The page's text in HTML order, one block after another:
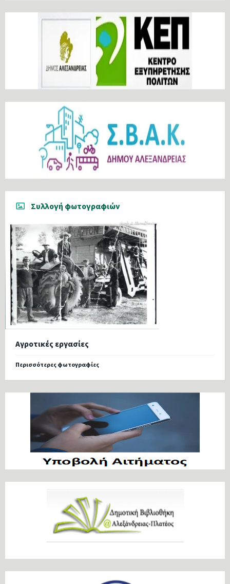
Συλλογή φωτογραφιών
Αγροτικές εργασίες
Περισσότερες φωτογραφίες